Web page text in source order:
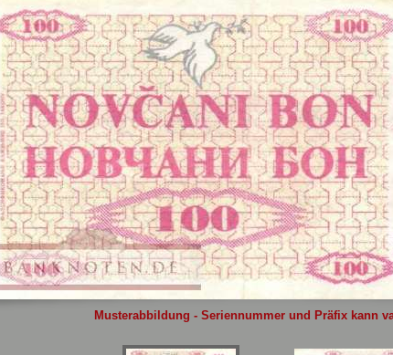
Sie hier
Musterabbildung - Seriennummer und Präfix kann